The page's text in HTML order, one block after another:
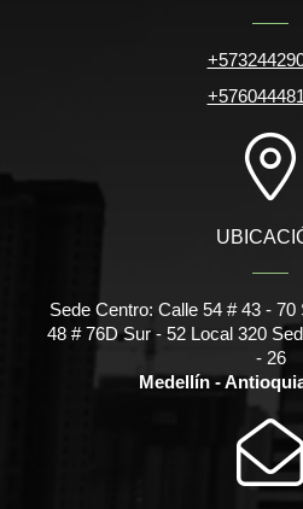
Sede Centro: Calle 54 # 43 -
48 # 76D Sur - 52 Local 320
- 26
Medellín -